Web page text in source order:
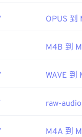
wiki/MIDI
無關，一種已過時
OPUS 到
M4B 到
WAVE 到
raw-
M4A 到